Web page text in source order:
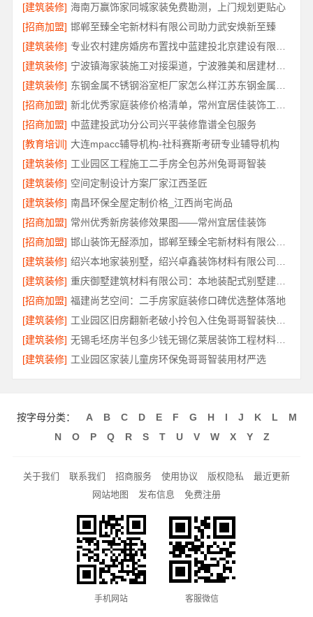
[建筑装修] 海南万赢饰家同城家装免费勘测，上门规划更贴心
[招商加盟] 邯郸至臻全宅新材料有限公司助力武安焕新至臻
[建筑装修]
[建筑装修]
宁波镇海家装施工对接渠道，宁波雅美和居建材科技有限公司
[建筑装修]
[招商加盟]
[招商加盟] 中蓝建投武功分公司兴平装修靠谱全包服务
[教育培训] 大连mpacc辅导机构-社科赛斯考研专业辅导机构
[建筑装修] 工业园区工程施工二手房全包苏州兔哥哥智装
[建筑装修] 空间定制设计方案厂家江西圣匠
[建筑装修] 南昌环保全屋定制价格_江西尚宅尚品
[招商加盟] 常州优秀新房装修效果图——常州宜居佳装饰
[招商加盟]
邯山装饰无醛添加，邯郸至臻全宅新材料有限公司源头环保
[建筑装修]
[建筑装修]
重庆御墅建筑材料有限公司：本地装配式别墅建造零增项
[招商加盟] 福建尚艺空间：二手房家庭装修口碑优选整体落地
[建筑装修]
工业园区旧房翻新老破小拎包入住兔哥哥智装快速交付
[建筑装修]
无锡毛坯房半包多少钱无锡亿莱居装饰工程材料有限公司
[建筑装修] 工业园区家装儿童房环保兔哥哥智装用材严选
按字母分类： A B C D E F G H I J K L
M
N
O P Q R S T U V W X Y Z
关于我们 联系我们 招商服务 使用协议 版权隐私
最近更新
网站地图
发布信息 免费注册
手机网站 客服微信